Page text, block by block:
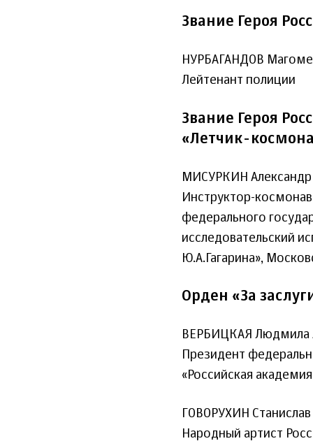
Звание Героя
НУРБАГАНДОВ
Лейтенант полиции
Звание Героя
«Летчик-
МИСУРКИН Александр
Инструктор-
федерального
исследовательский
Ю.А.Гагарина»,
Орден «За
ВЕРБИЦКАЯ Людмила
Президент
«Российская
ГОВОРУХИН
Народный артист